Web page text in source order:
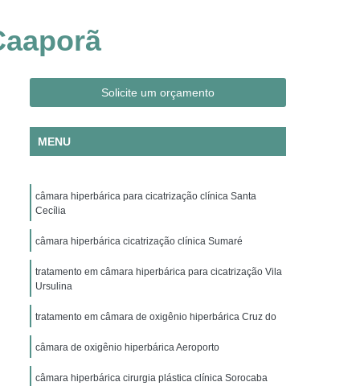
Hiperbárica em São Paulo
Hiperbárica
Oxigenação Hiperbárica
Hiperbárica em Campina Grande
Oxigenação Hiperbárica em São Paulo
Hiperbárica Tratamento
de Oxigenação Hiperbárica
São Paulo
para Cicatrização
Oxigenoterapia para Tratamento de Feridas
Oxigenoterapia Tratamento de Feridas
Solicite um orçamento
MENU
câmara hiperbárica para cicatrização clínica Santa
Cecília
câmara hiperbárica cicatrização clínica Sumaré
tratamento em câmara hiperbárica para cicatrização Vila
Ursulina
tratamento em câmara de oxigênio hiperbárica Cruz do
câmara de oxigênio hiperbárica Aeroporto
câmara hiperbárica cirurgia plástica clínica Sorocaba